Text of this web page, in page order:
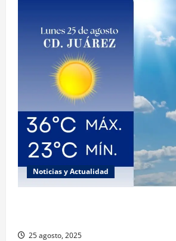
Noticias y Actualidad
25 agosto, 2025